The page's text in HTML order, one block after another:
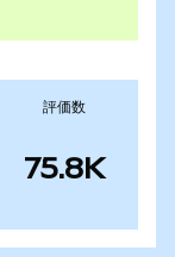
評価数
75.8K